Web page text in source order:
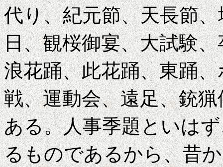
代り、紀元節、天長節
日、観桜御宴、大試験
浪花踊、此花踊、東踊
戦、運動会、遠足、銃
ある。人事季題といは
るものであるから、昔